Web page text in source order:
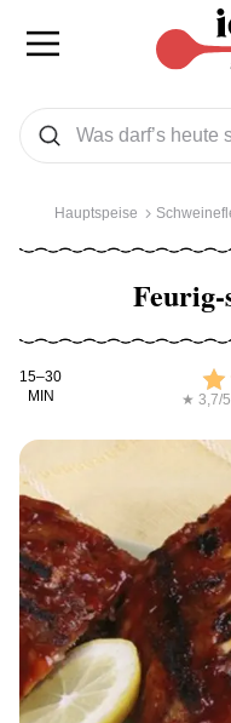
Was wollen Sie suchen
Suchen
Hauptspeise
Feurig-
Kochdauer
15–30
MIN
★ 3,7/